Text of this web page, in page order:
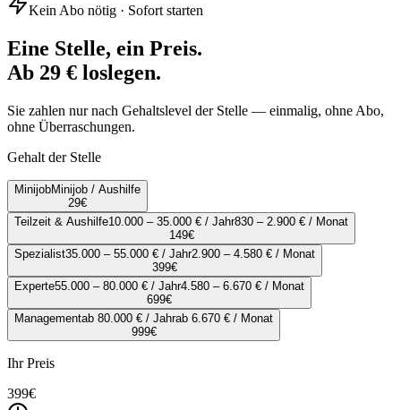
Kein Abo nötig · Sofort starten
Eine Stelle, ein Preis.
Ab 29 € loslegen.
Sie zahlen nur nach Gehaltslevel der Stelle — einmalig, ohne Abo,
ohne Überraschungen.
Gehalt der Stelle
MinijobMinijob / Aushilfe
29€
Teilzeit & Aushilfe10.000 – 35.000 € / Jahr830 – 2.900 € / Monat
149€
Spezialist35.000 – 55.000 € / Jahr2.900 – 4.580 € / Monat
399€
Experte55.000 – 80.000 € / Jahr4.580 – 6.670 € / Monat
699€
Managementab 80.000 € / Jahrab 6.670 € / Monat
999€
Ihr Preis
399€